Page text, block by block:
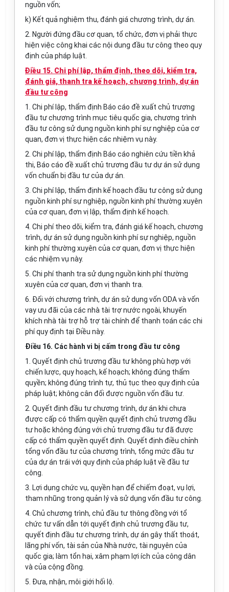
nguồn vốn;
k) Kết quả nghiệm thu, đánh giá chương trình, dự án.
2. Người đứng đầu cơ quan, tổ chức, đơn vị phải thực
hiện việc công khai các nội dung đầu tư công theo quy
định của pháp luật.
Điều 15. Chi phí lập, thẩm định, theo dõi, kiểm tra,
đánh giá, thanh tra kế hoạch, chương trình, dự án
đầu tư công
1. Chi phí lập, thẩm định Báo cáo đề xuất chủ trương
đầu tư chương trình mục tiêu quốc gia, chương trình
đầu tư công sử dụng nguồn kinh phí sự nghiệp của cơ
quan, đơn vị thực hiện các nhiệm vụ này.
2. Chi phí lập, thẩm định Báo cáo nghiên cứu tiền khả
thi, Báo cáo đề xuất chủ trương đầu tư dự án sử dụng
vốn chuẩn bị đầu tư của dự án.
3. Chi phí lập, thẩm định kế hoạch đầu tư công sử dụng
nguồn kinh phí sự nghiệp, nguồn kinh phí thường xuyên
của cơ quan, đơn vị lập, thẩm định kế hoạch.
4. Chi phí theo dõi, kiểm tra, đánh giá kế hoạch, chương
trình, dự án sử dụng nguồn kinh phí sự nghiệp, nguồn
kinh phí thường xuyên của cơ quan, đơn vị thực hiện
các nhiệm vụ này.
5. Chi phí thanh tra sử dụng nguồn kinh phí thường
xuyên của cơ quan, đơn vị thanh tra.
6. Đối với chương trình, dự án sử dụng vốn ODA và vốn
vay ưu đãi của các nhà tài trợ nước ngoài, khuyến
khích nhà tài trợ hỗ trợ tài chính để thanh toán các chi
phí quy định tại Điều này.
Điều 16. Các hành vi bị cấm trong đầu tư công
1. Quyết định chủ trương đầu tư không phù hợp với
chiến lược, quy hoạch, kế hoạch; không đúng thẩm
quyền; không đúng trình tự, thủ tục theo quy định của
pháp luật; không cân đối được nguồn vốn đầu tư.
2. Quyết định đầu tư chương trình, dự án khi chưa
được cấp có thẩm quyền quyết định chủ trương đầu
tư hoặc không đúng với chủ trương đầu tư đã được
cấp có thẩm quyền quyết định. Quyết định điều chỉnh
tổng vốn đầu tư của chương trình, tổng mức đầu tư
của dự án trái với quy định của pháp luật về đầu tư
công.
3. Lợi dụng chức vụ, quyền hạn để chiếm đoạt, vụ lợi,
tham nhũng trong quản lý và sử dụng vốn đầu tư công.
4. Chủ chương trình, chủ đầu tư thông đồng với tổ
chức tư vấn dẫn tới quyết định chủ trương đầu tư,
quyết định đầu tư chương trình, dự án gây thất thoát,
lãng phí vốn, tài sản của Nhà nước, tài nguyên của
quốc gia; làm tổn hại, xâm phạm lợi ích của công dân
và của cộng đồng.
5. Đưa, nhận, môi giới hối lộ.